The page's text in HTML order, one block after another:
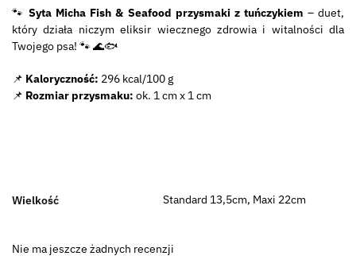
🐾Syta Micha Fish & Seafood przysmaki z tuńczykiem – duet,
który działa niczym eliksir wiecznego zdrowia i witalności dla
Twojego psa! 🐾 🌊🐟
📌 Kaloryczność: 296 kcal/100 g
📌 Rozmiar przysmaku: ok. 1 cm x 1 cm
Wielkość Standard 13,5cm, Maxi 22cm
Nie ma jeszcze żadnych recenzji